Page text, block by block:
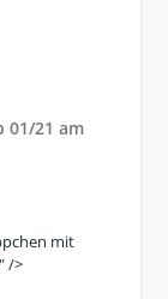
01/21 am
mit
/>